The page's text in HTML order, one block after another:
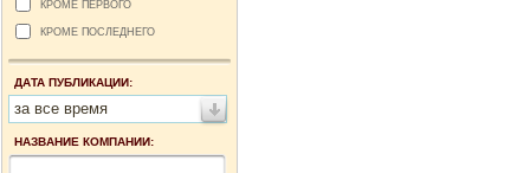
КРОМЕ ПЕРВОГО
КРОМЕ ПОСЛЕДНЕГО
ДАТА ПУБЛИКАЦИИ:
за все время
НАЗВАНИЕ КОМПАНИИ: